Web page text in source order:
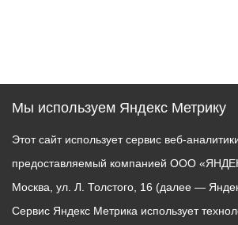
Мы используем Яндекс Метрику
Этот сайт использует сервис веб-
предоставляемый компанией ООО
Москва, ул. Л. Толстого, 16 (далее —
Сервис Яндекс Метрика использует